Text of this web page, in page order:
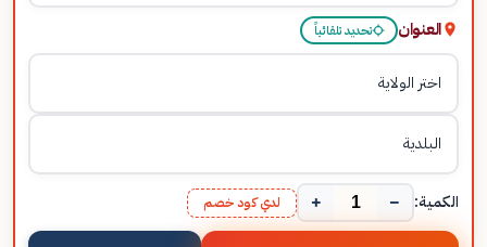
العنوان تحديد تلقائياً
الكمية: −
+ لدي كود خصم